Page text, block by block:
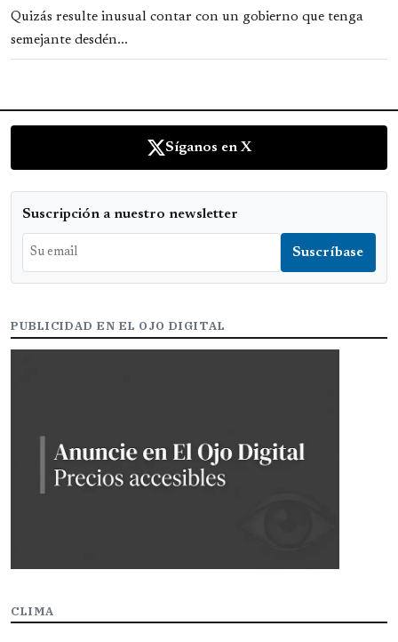
Quizás resulte inusual contar con un gobierno que tenga
semejante desdén...
Síganos en X
Suscripción a nuestro newsletter
PUBLICIDAD EN EL OJO DIGITAL
CLIMA